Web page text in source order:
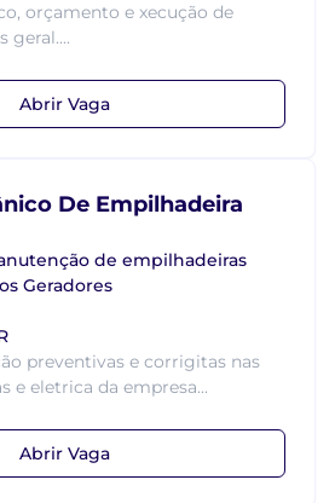
orçamento e xecução de
geral....
Abrir Vaga
De Empilhadeira
de empilhadeiras
Geradores
preventivas e corrigitas nas
e eletrica da empresa...
Abrir Vaga